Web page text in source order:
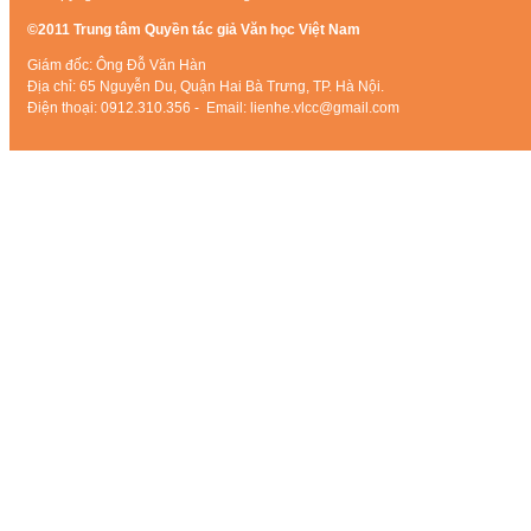
©2011 Trung tâm Quyền tác giả Văn học Việt Nam
Giám đốc: Ông Đỗ Văn Hàn
Địa chỉ: 65 Nguyễn Du, Quận Hai Bà Trưng, TP. Hà Nội.
Điện thoại: 0912.310.356 - Email: lienhe.vlcc@gmail.com